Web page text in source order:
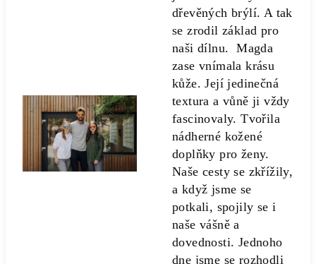
dřevěných brýlí. A tak
se zrodil základ pro
naši dílnu. Magda
zase vnímala krásu
kůže. Její jedinečná
textura a vůně ji vždy
fascinovaly. Tvořila
nádherné kožené
doplňky pro ženy.
Naše cesty se zkřížily,
a když jsme se
potkali, spojily se i
naše vášně a
dovednosti. Jednoho
dne jsme se rozhodli